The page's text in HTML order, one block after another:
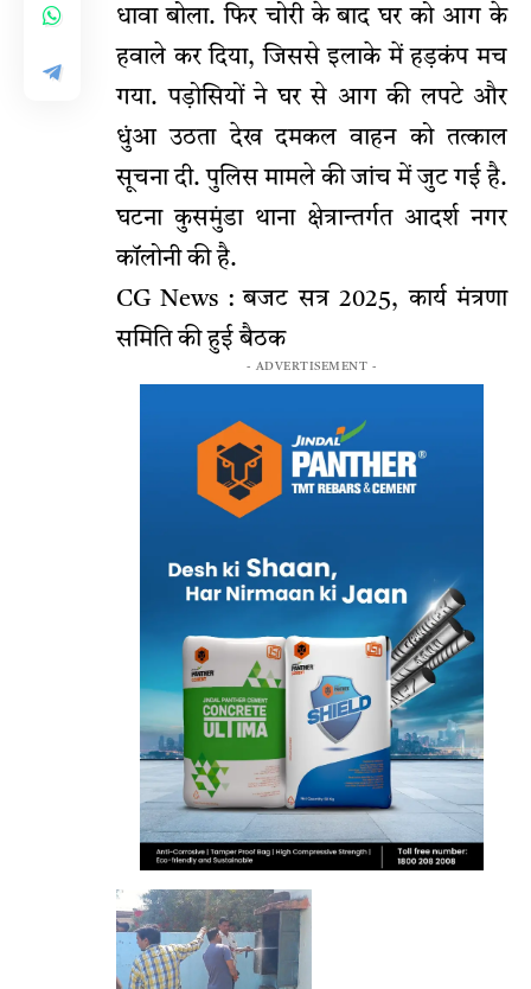
धावा बोला. फिर चोरी के बाद घर को आग के
हवाले कर दिया, जिससे इलाके में हड़कंप मच
गया. पड़ोसियों ने घर से आग की लपटे और
धुंआ उठता देख दमकल वाहन को तत्काल
सूचना दी. पुलिस मामले की जांच में जुट गई है.
घटना कुसमुंडा थाना क्षेत्रान्तर्गत आदर्श नगर
कॉलोनी की है.
CG News : बजट सत्र 2025, कार्य मंत्रणा
समिति की हुई बैठक
- ADVERTISEMENT -